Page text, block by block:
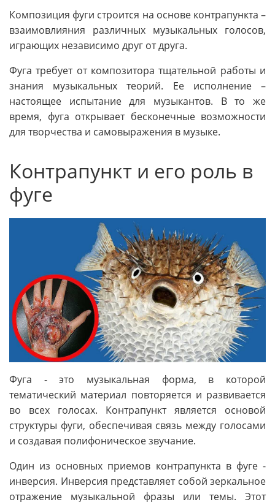
Композиция фуги строится на основе контрапункта –
взаимовлияния различных музыкальных голосов,
играющих независимо друг от друга.
Фуга требует от композитора тщательной работы и
знания музыкальных теорий. Ее исполнение –
настоящее испытание для музыкантов. В то же
время, фуга открывает бесконечные возможности
для творчества и самовыражения в музыке.
Контрапункт и его роль в
фуге
Фуга - это музыкальная форма, в которой
тематический материал повторяется и развивается
во всех голосах. Контрапункт является основой
структуры фуги, обеспечивая связь между голосами
и создавая полифоническое звучание.
Один из основных приемов контрапункта в фуге -
инверсия. Инверсия представляет собой зеркальное
отражение музыкальной фразы или темы. Этот